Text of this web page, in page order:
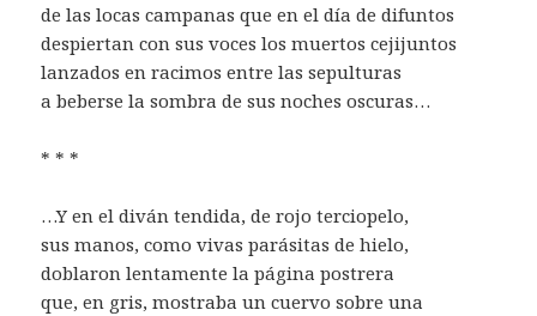
de las locas campanas que en el día de difuntos
despiertan con sus voces los muertos cejijuntos
lanzados en racimos entre las sepulturas
a beberse la sombra de sus noches oscuras…
* * *
…Y en el diván tendida, de rojo terciopelo,
sus manos, como vivas parásitas de hielo,
doblaron lentamente la página postrera
que, en gris, mostraba un cuervo sobre una